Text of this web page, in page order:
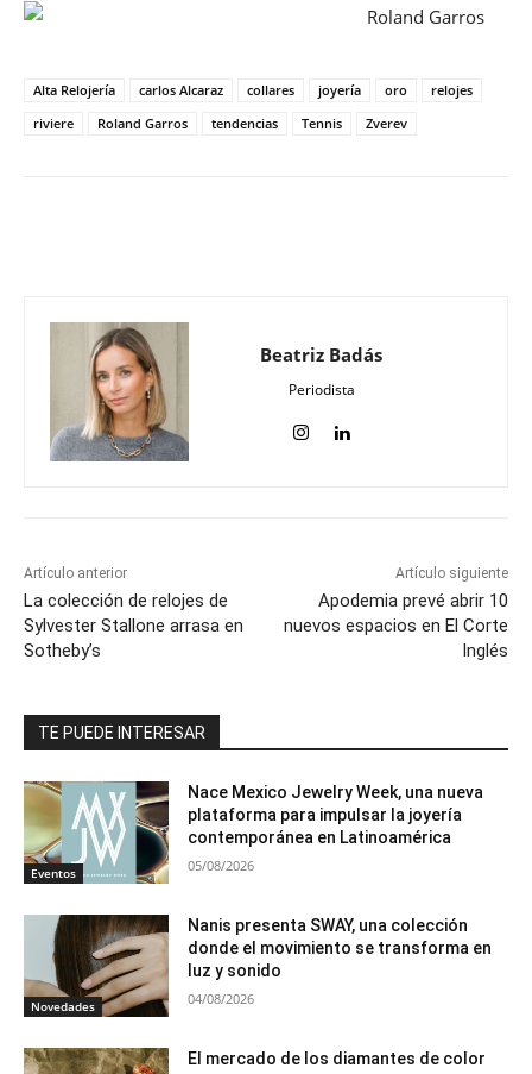
Alta Relojería carlos Alcaraz collares joyería oro
relojes
riviere
Roland Garros tendencias Tennis Zverev
Beatriz Badás
Periodista
Artículo anterior
La colección de relojes de
Sylvester Stallone arrasa en
Sotheby’s
Artículo siguiente
Apodemia prevé abrir 10
nuevos espacios en El Corte
Inglés
TE PUEDE INTERESAR
Eventos
Nace Mexico Jewelry Week, una nueva
plataforma para impulsar la joyería
contemporánea en Latinoamérica
05/08/2026
Novedades
Nanis presenta SWAY, una colección
donde el movimiento se transforma en
luz y sonido
04/08/2026
El mercado de los diamantes de color